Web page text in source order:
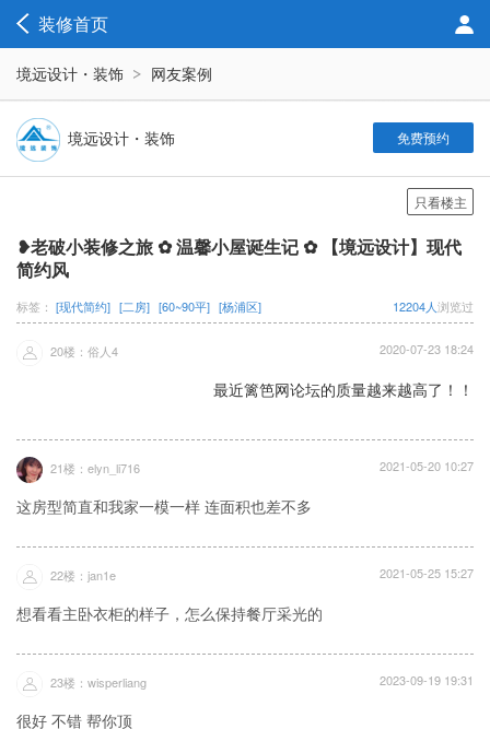
装修首页
境远设计・装饰 网友案例
境远设计・装饰 免费预约
只看楼主
❥老破小装修之旅 ✿ 温馨小屋诞生记 ✿ 【境远设计】现代
简约风
标签： [现代简约] [二房] [60~90平] [杨浦区] 12204人浏览过
20楼：俗人4 2020-07-23 18:24
最近篱笆网论坛的质量越来越高了！！
21楼：elyn_li716 2021-05-20 10:27
这房型简直和我家一模一样 连面积也差不多
22楼：jan1e 2021-05-25 15:27
想看看主卧衣柜的样子，怎么保持餐厅采光的
23楼：wisperliang 2023-09-19 19:31
很好 不错 帮你顶